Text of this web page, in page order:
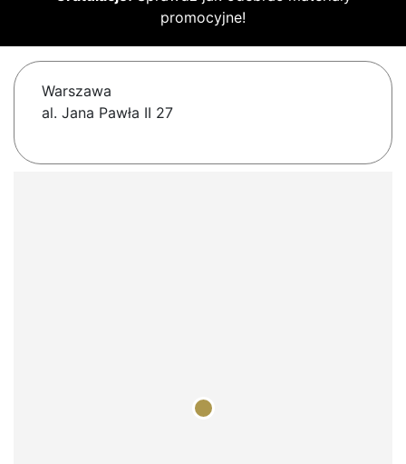
promocyjne!
Warszawa
al. Jana Pawła II 27